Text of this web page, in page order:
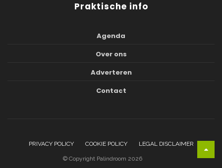
Praktische info
Agenda
Over ons
Adverteren
Contact
PRIVACY POLICY COOKIE POLICY LEGAL DISCLAIMER
© Copyright Palindroom 2026